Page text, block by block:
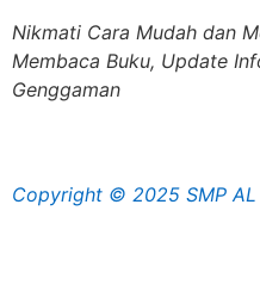
Nikmati Cara Mudah dan
Membaca Buku, Update
Genggaman
Copyright © 2025 SMP AL